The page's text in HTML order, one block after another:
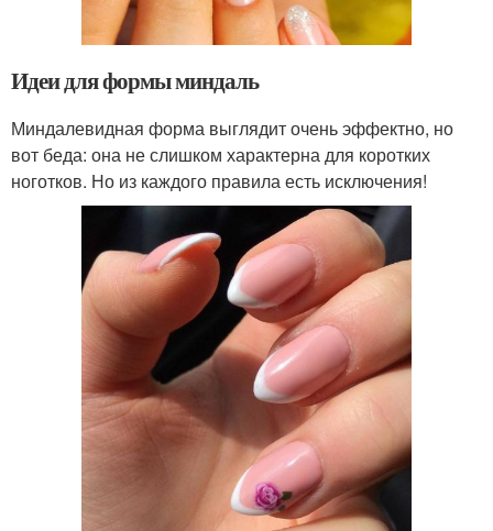
Идеи для формы миндаль
Миндалевидная форма выглядит очень эффектно, но
вот беда: она не слишком характерна для коротких
ноготков. Но из каждого правила есть исключения!